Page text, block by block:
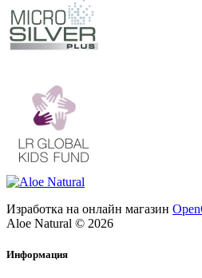
Изработка на онлайн магазин
Aloe Natural © 2026
Информация